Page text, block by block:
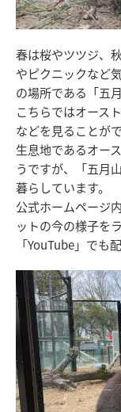
春は桜やツツジ、
やピクニックなど
の場所である「五
こちらではオース
などを見ることがで
生息地であるオー
うですが、「五月
暮らしています。
公式ホームページ
ットの今の様子を
「YouTube」でも